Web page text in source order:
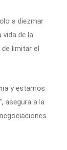
a diezmar
de la
limitar el
y estamos
asegura a la